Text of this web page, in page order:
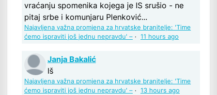
vraćanju spomenika kojega je IS srušio - ne
pitaj srbe i komunjaru Plenković...
Najavljena važna promjena za hrvatske branitelje: 'Time
ćemo ispraviti još jednu nepravdu' – · 11 hours ago
Janja Bakalić
Iš
Najavljena važna promjena za hrvatske branitelje: 'Time
ćemo ispraviti još jednu nepravdu' – · 13 hours ago